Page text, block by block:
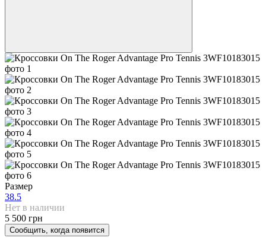
Размер
38.5
Нет в наличии
5 500 грн
Сообщить, когда появится